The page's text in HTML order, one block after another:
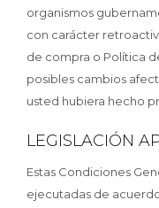
organismos
con carácter
de compra o Política
posibles cambios
usted hubiera hecho
LEGISLACIÓN
Estas Condiciones
ejecutadas de